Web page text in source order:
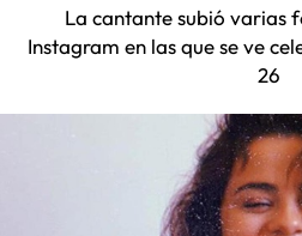
La cantante subió varias
Instagram en las que se ve
26